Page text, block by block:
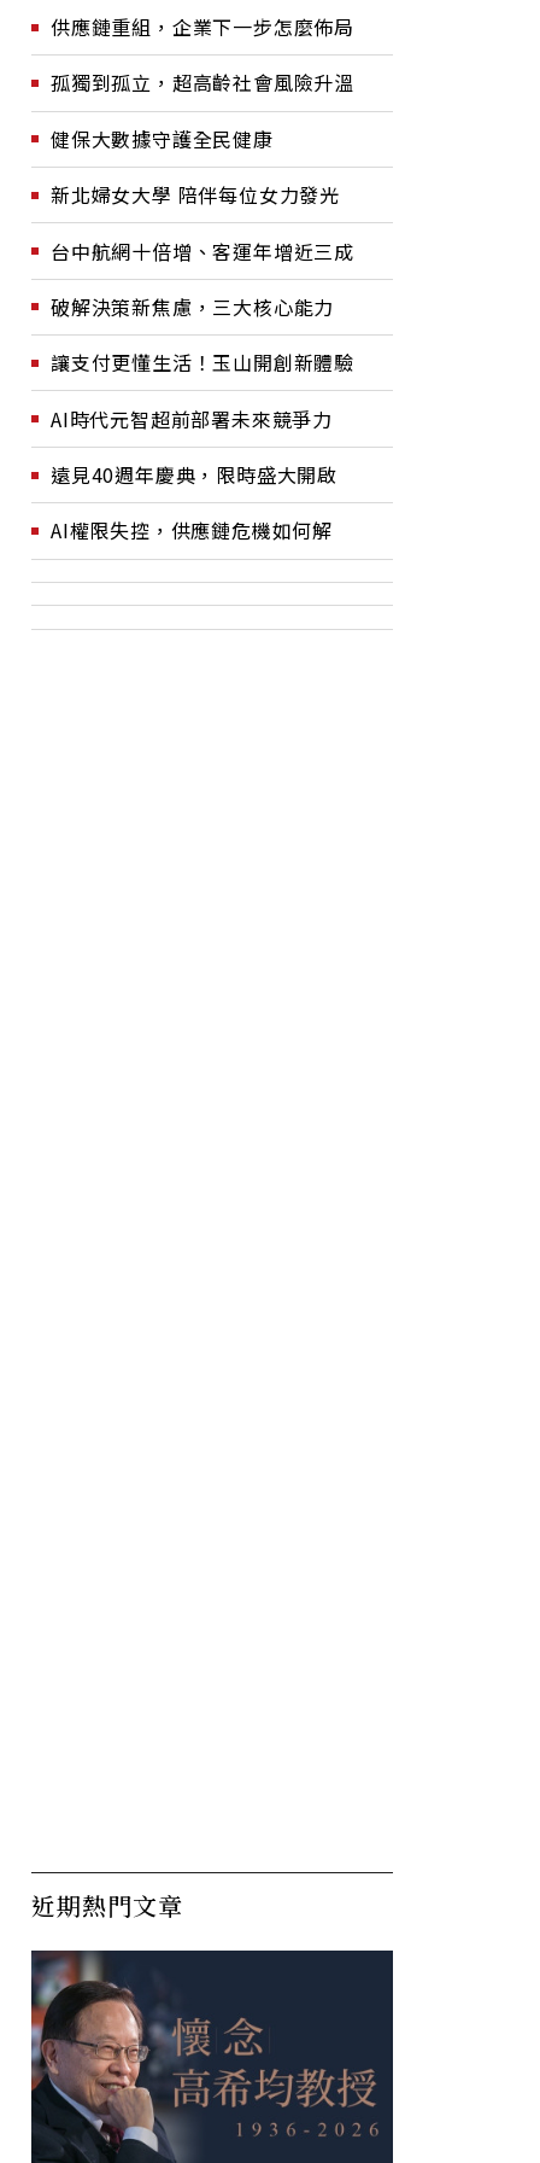
供應鏈重組，企業下一步怎麼佈局
孤獨到孤立，超高齡社會風險升溫
健保大數據守護全民健康
新北婦女大學 陪伴每位女力發光
台中航網十倍增、客運年增近三成
破解決策新焦慮，三大核心能力
讓支付更懂生活！玉山開創新體驗
AI時代元智超前部署未來競爭力
遠見40週年慶典，限時盛大開啟
AI權限失控，供應鏈危機如何解
近期熱門文章